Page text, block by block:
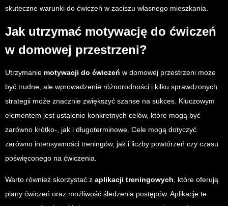
skuteczne warunki do ćwiczeń w zaciszu własnego mieszkania.
Jak utrzymać motywację do ćwiczeń
w domowej przestrzeni?
Utrzymanie motywacji do ćwiczeń w domowej przestrzeni może
być trudne, ale wprowadzenie różnorodności i kilku sprawdzonych
strategii może znacznie zwiększyć szanse na sukces. Kluczowym
elementem jest ustalenie konkretnych celów, które mogą być
zarówno krótko-, jak i długoterminowe. Cele mogą dotyczyć
zarówno intensywności treningów, jak i liczby powtórzeń czy czasu
poświęconego na ćwiczenia.
Warto również skorzystać z aplikacji treningowych , które oferują
plany ćwiczeń oraz możliwość śledzenia postępów. Aplikacje te